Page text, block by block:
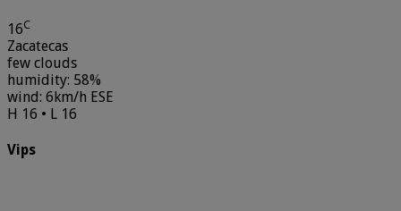
16C
Zacatecas
few clouds
humidity: 58%
wind: 6km/h ESE
H 16 • L 16
Vips